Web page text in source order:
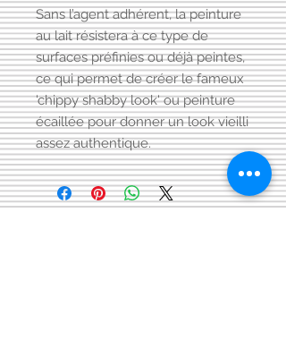
Sans l’agent adhérent, la peinture
au lait résistera à ce type de
surfaces préfinies ou déjà peintes,
ce qui permet de créer le fameux
'chippy shabby look' ou peinture
écaillée pour donner un look vieilli
assez authentique.